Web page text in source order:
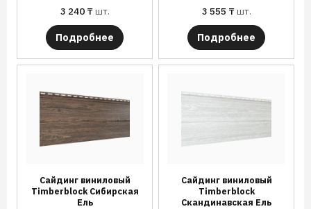
3 240 ₸шт.
Подробнее
3 555 ₸шт.
Подробнее
Сайдинг виниловый
Timberblock Сибирская
Ель
Сайдинг виниловый
Timberblock
Скандинавская Ель